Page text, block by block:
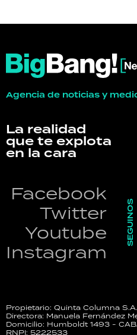
Agencia de noticias y
La realidad
que te explota
en la cara
Facebook
Twitter
Youtube
Instagram
SEGUINOS
Propietario: Quinta Columna S.A.
Directora: Manuela Fernández
Domicilio: Humboldt 1493 -
RNPI: 5222533